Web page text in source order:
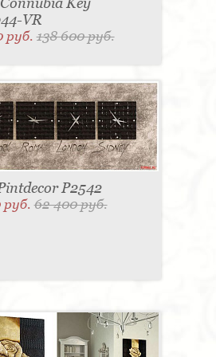
VR
руб.138 600 руб.
P2542
руб.62 400 руб.